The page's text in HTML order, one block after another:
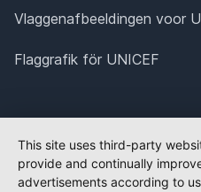
Vlaggenafbeeldingen voor
Flaggrafik för UNICEF
This site uses third-party
provide and continually
advertisements according to